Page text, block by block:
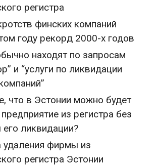
регистра
финских компаний
году рекорд 2000-х годов
находят по запросам
и “услуги по ликвидации
что в Эстонии можно будет
из регистра без
ликвидации?
удаления фирмы из
регистра Эстонии